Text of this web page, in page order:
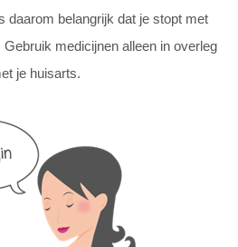
daarom belangrijk dat je stopt met
medicijnen alleen in overleg
je huisarts.